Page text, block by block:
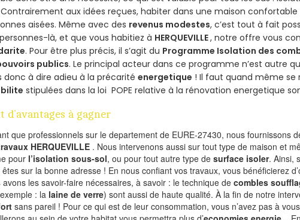
aux idées reçues, habiter dans une maison confortable
aisées. Même avec des revenus modestes, c’est tout à fait
là, et que vous habitiez à HERQUEVILLE, notre offre vous
. Pour être plus précis, il s’agit du Programme Isolation des
publics. Le principal acteur dans ce programme n’est autre
donc à dire adieu à la précaritéenergetique ! Il faut quand même se
stipulées dans la loi POPE relative à la rénovation energetique
d’avantages à gagner
que professionnels sur le departement de EURE-27430, nous fournissons
HERQUEVILLE . Nous intervenons aussi sur tout type de maison et
pour l’isolation sous-sol, ou pour tout autre type desurface isoler. Ainsi,
êtes sur la bonne adresse ! En nous confiant vos travaux, vous bénéficierez
avons les savoir-faire nécessaires, à savoir : le technique decombles
: la laine de verre) sont aussi de haute qualité. À la fin de notre
sans pareil ! Pour ce qui est de leur consommation, vous n’avez pas à